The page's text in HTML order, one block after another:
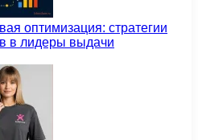
оптимизация: стратегии
в лидеры выдачи